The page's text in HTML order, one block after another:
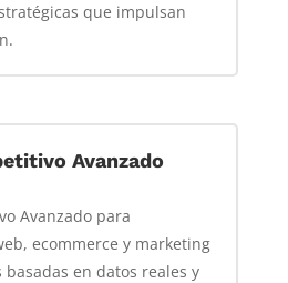
que impulsan
Avanzado
Avanzado para
ecommerce y marketing
en datos reales y